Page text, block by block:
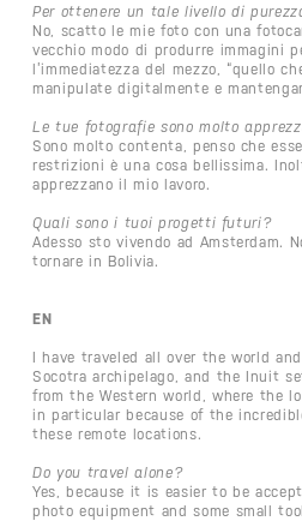
Per ottenere un tale livello di
No, scatto le mie foto con una
vecchio modo di produrre immagini
l’immediatezza del mezzo, “quello
manipulate digitalmente e
Le tue fotografie sono molto
Sono molto contenta, penso che
restrizioni è una cosa bellissima.
apprezzano il mio lavoro.
Quali sono i tuoi progetti futuri?
Adesso sto vivendo ad Amsterdam.
tornare in Bolivia.
EN
I have traveled all over the world
Socotra archipelago, and the Inuit
from the Western world, where the
in particular because of the
these remote locations.
Do you travel alone?
Yes, because it is easier to be
photo equipment and some small